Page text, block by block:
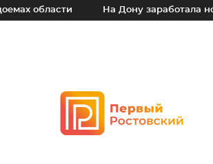
На Дону заработала новая